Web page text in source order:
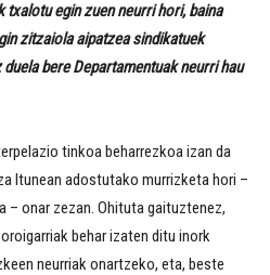
egin zuen neurri hori, baina
zitzaiola aipatzea sindikatuek
bere Departamentuak neurri hau
tinkoa beharrezkoa izan da
Itunean adostutako murrizketa hori –
– onar zezan. Ohituta gaituztenez,
behar izaten ditu inork
neurriak onartzeko, eta, beste